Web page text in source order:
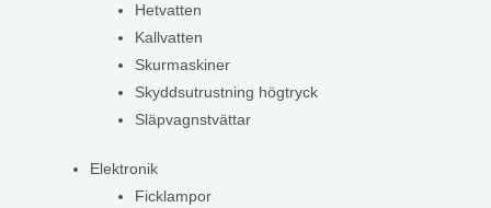
Hetvatten
Kallvatten
Skurmaskiner
Skyddsutrustning högtryck
Släpvagnstvättar
Elektronik
Ficklampor